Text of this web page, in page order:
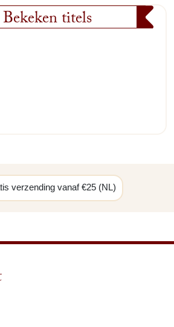
Bekeken titels
verzending vanaf €25 (NL)